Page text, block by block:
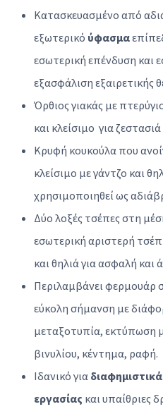
Κατασκευασμένο από
εξωτερικό ύφασμα
εσωτερική επένδυση και
εξασφάλιση εξαιρετικής
Όρθιος γιακάς με
και κλείσιμο για
Κρυφή κουκούλα που
κλείσιμο με γάντζο και
χρησιμοποιηθεί ως
Δύο λοξές τσέπες στη
εσωτερική αριστερή
και θηλιά για ασφαλή και
Περιλαμβάνει φερμουάρ
εύκολη σήμανση με
μεταξοτυπία, εκτύπωση
βινυλίου, κέντημα, ραφή.
Ιδανικό για
εργασίας και υπαίθριες